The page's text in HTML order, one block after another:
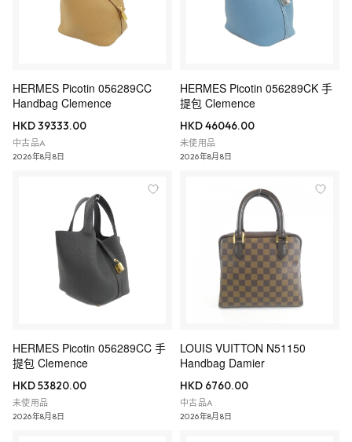
HERMES Picotin 056289CC
Handbag Clemence
HKD 39333.00
中古品A
2026年8月8日
HERMES Picotin 056289CK 手
提包 Clemence
HKD 46046.00
未使用品
2026年8月8日
HERMES Picotin 056289CC 手
提包 Clemence
HKD 53820.00
未使用品
2026年8月8日
LOUIS VUITTON N51150
Handbag Damier
HKD 6760.00
中古品A
2026年8月8日